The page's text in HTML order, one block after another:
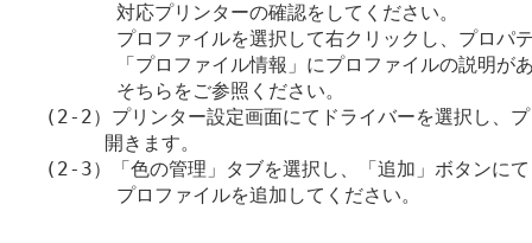
         対応プリンターの確認をしてください。
プロファイルを選択して右クリックし、プロパ
「プロファイル情報」にプロファイルの説明が
         そちらをご参照ください。
(2-2）プリンター設定画面にてドライバーを選択し、
開きます。
(2-3）「色の管理」タブを選択し、「追加」ボタンに
         プロファイルを追加してください。